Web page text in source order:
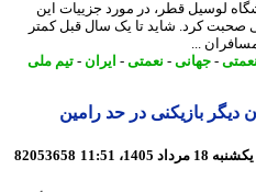
قطر، در مورد جزییات این
کرد. شاید تا یک سال قبل کمتر
...
-جهانی-نعمتی-ایران - تیم ملی
بازیکنی در حد رامین
82053658